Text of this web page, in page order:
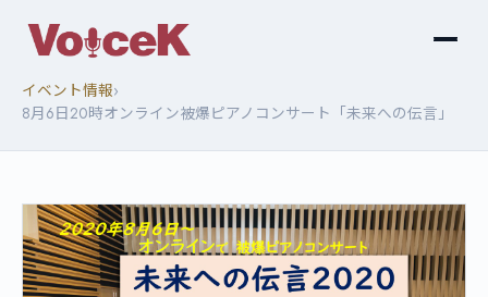
イベント情報›
8月6日20時オンライン被爆ピアノコンサート「未来への伝言」